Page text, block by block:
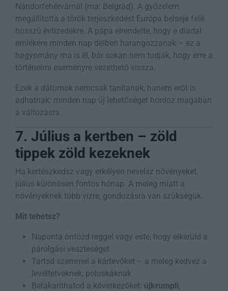
Nándorfehérvárnál (ma: Belgrád). A győzelem
megállította a török terjeszkedést Európa belseje felé
hosszú évtizedekre. A pápa elrendelte, hogy e diadal
emlékére minden nap délben harangozzanak – ez a
hagyomány ma is él, bár sokan nem tudják, hogy erre a
történelmi eseményre vezethető vissza.
Ezek a dátumok nemcsak tanítanak, hanem erőt is
adhatnak: minden nap új lehetőséget hordoz magában
a változásra.
7. Július a kertben – zöld
tippek zöld kezeknek
Ha kertészkedsz vagy erkélyen nevelsz növényeket,
július különösen fontos hónap. A meleg miatt a
növényeknek több vízre, gondozásra van szükségük.
Mit tehetsz?
Naponta öntözd reggel vagy este, hogy elkerüld a
párolgási veszteséget
Tartsd szemmel a kártevőket – a meleg kedvez a
levéltetveknek, poloskáknak
Betakaríthatod a következőket: újkrumpli,